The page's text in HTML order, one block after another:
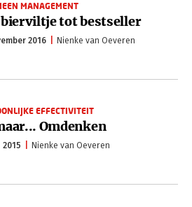
MANAGEMENT
bierviltje tot bestseller
2016 Nienke van Oeveren
EFFECTIVITEIT
Omdenken
2015 Nienke van Oeveren